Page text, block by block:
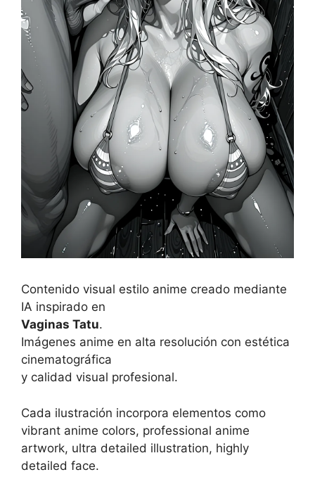
Contenido visual estilo anime creado mediante
IA inspirado en
Vaginas Tatu.
Imágenes anime en alta resolución con estética
cinematográfica
y calidad visual profesional.
Cada ilustración incorpora elementos como
vibrant anime colors, professional anime
artwork, ultra detailed illustration, highly
detailed face.